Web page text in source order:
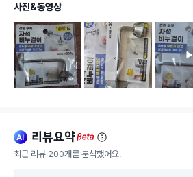
사진&동영상
ai 리뷰요약beta
최근 리뷰 200개를 분석했어요.